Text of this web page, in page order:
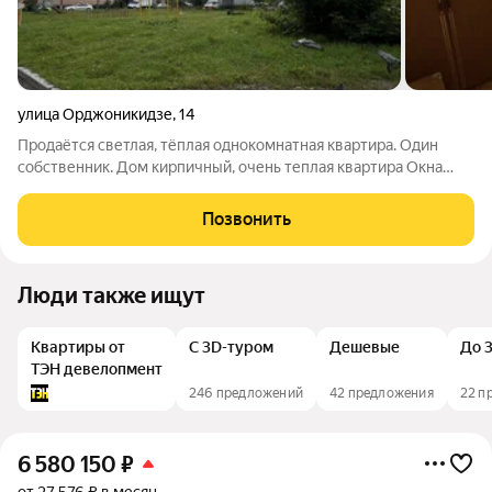
улица Орджоникидзе,14
Продаётся светлая, тёплая однокомнатная квартира. Один
собственник. Дом кирпичный, очень теплая квартира Окна
можно заехать и жить. Установлены счетчики на воду и
электроэнергию. Тихие и
Позвонить
Люди также ищут
Квартиры от
ТЭН девелопмент
С 3D-туром
246 предложений
Дешевые
42 предложения
До
22
6 580 150 ₽